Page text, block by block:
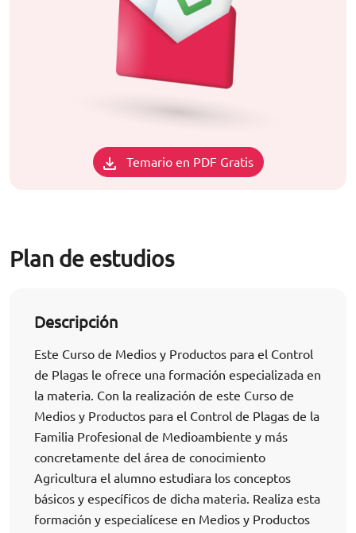
Temario en PDF Gratis
Plan de estudios
Descripción
Este Curso de Medios y Productos para el Control
de Plagas le ofrece una formación especializada en
la materia. Con la realización de este Curso de
Medios y Productos para el Control de Plagas de la
Familia Profesional de Medioambiente y más
concretamente del área de conocimiento
Agricultura el alumno estudiara los conceptos
básicos y específicos de dicha materia. Realiza esta
formación y especialícese en Medios y Productos